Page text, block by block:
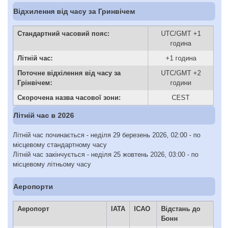
Відхилення від часу за Гринвічем
Стандартний часовий пояс:
UTC/GMT +1
година
Літній час:
+1 година
Поточне відхілення від часу за
Грінвічем:
UTC/GMT +2
години
Скорочена назва часової зони:
CEST
Літній час в 2026
Літній час починається - неділя 29 березень 2026, 02:00 - по
місцевому стандартному часу
Літній час закінчується - неділя 25 жовтень 2026, 03:00 - по
місцевому літньому часу
Аеропорти
Аеропорт IATA ICAO
Відстань до
Бонн